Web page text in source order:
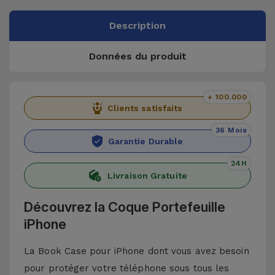
Description
Données du produit
Clients satisfaits
+ 100.000
Garantie Durable
36 Mois
Livraison Gratuite
24H
Découvrez la Coque Portefeuille
iPhone
La Book Case pour iPhone dont vous avez besoin
pour protéger votre téléphone sous tous les